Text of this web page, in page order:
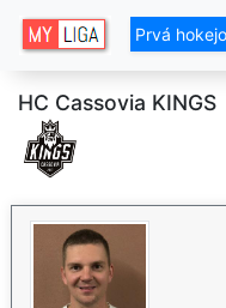
Prvá
HC Cassovia KINGS